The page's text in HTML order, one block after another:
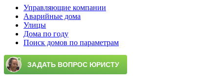
Главное меню
Управляющие компании
Аварийные дома
Улицы
Дома по году
Поиск домов по параметрам